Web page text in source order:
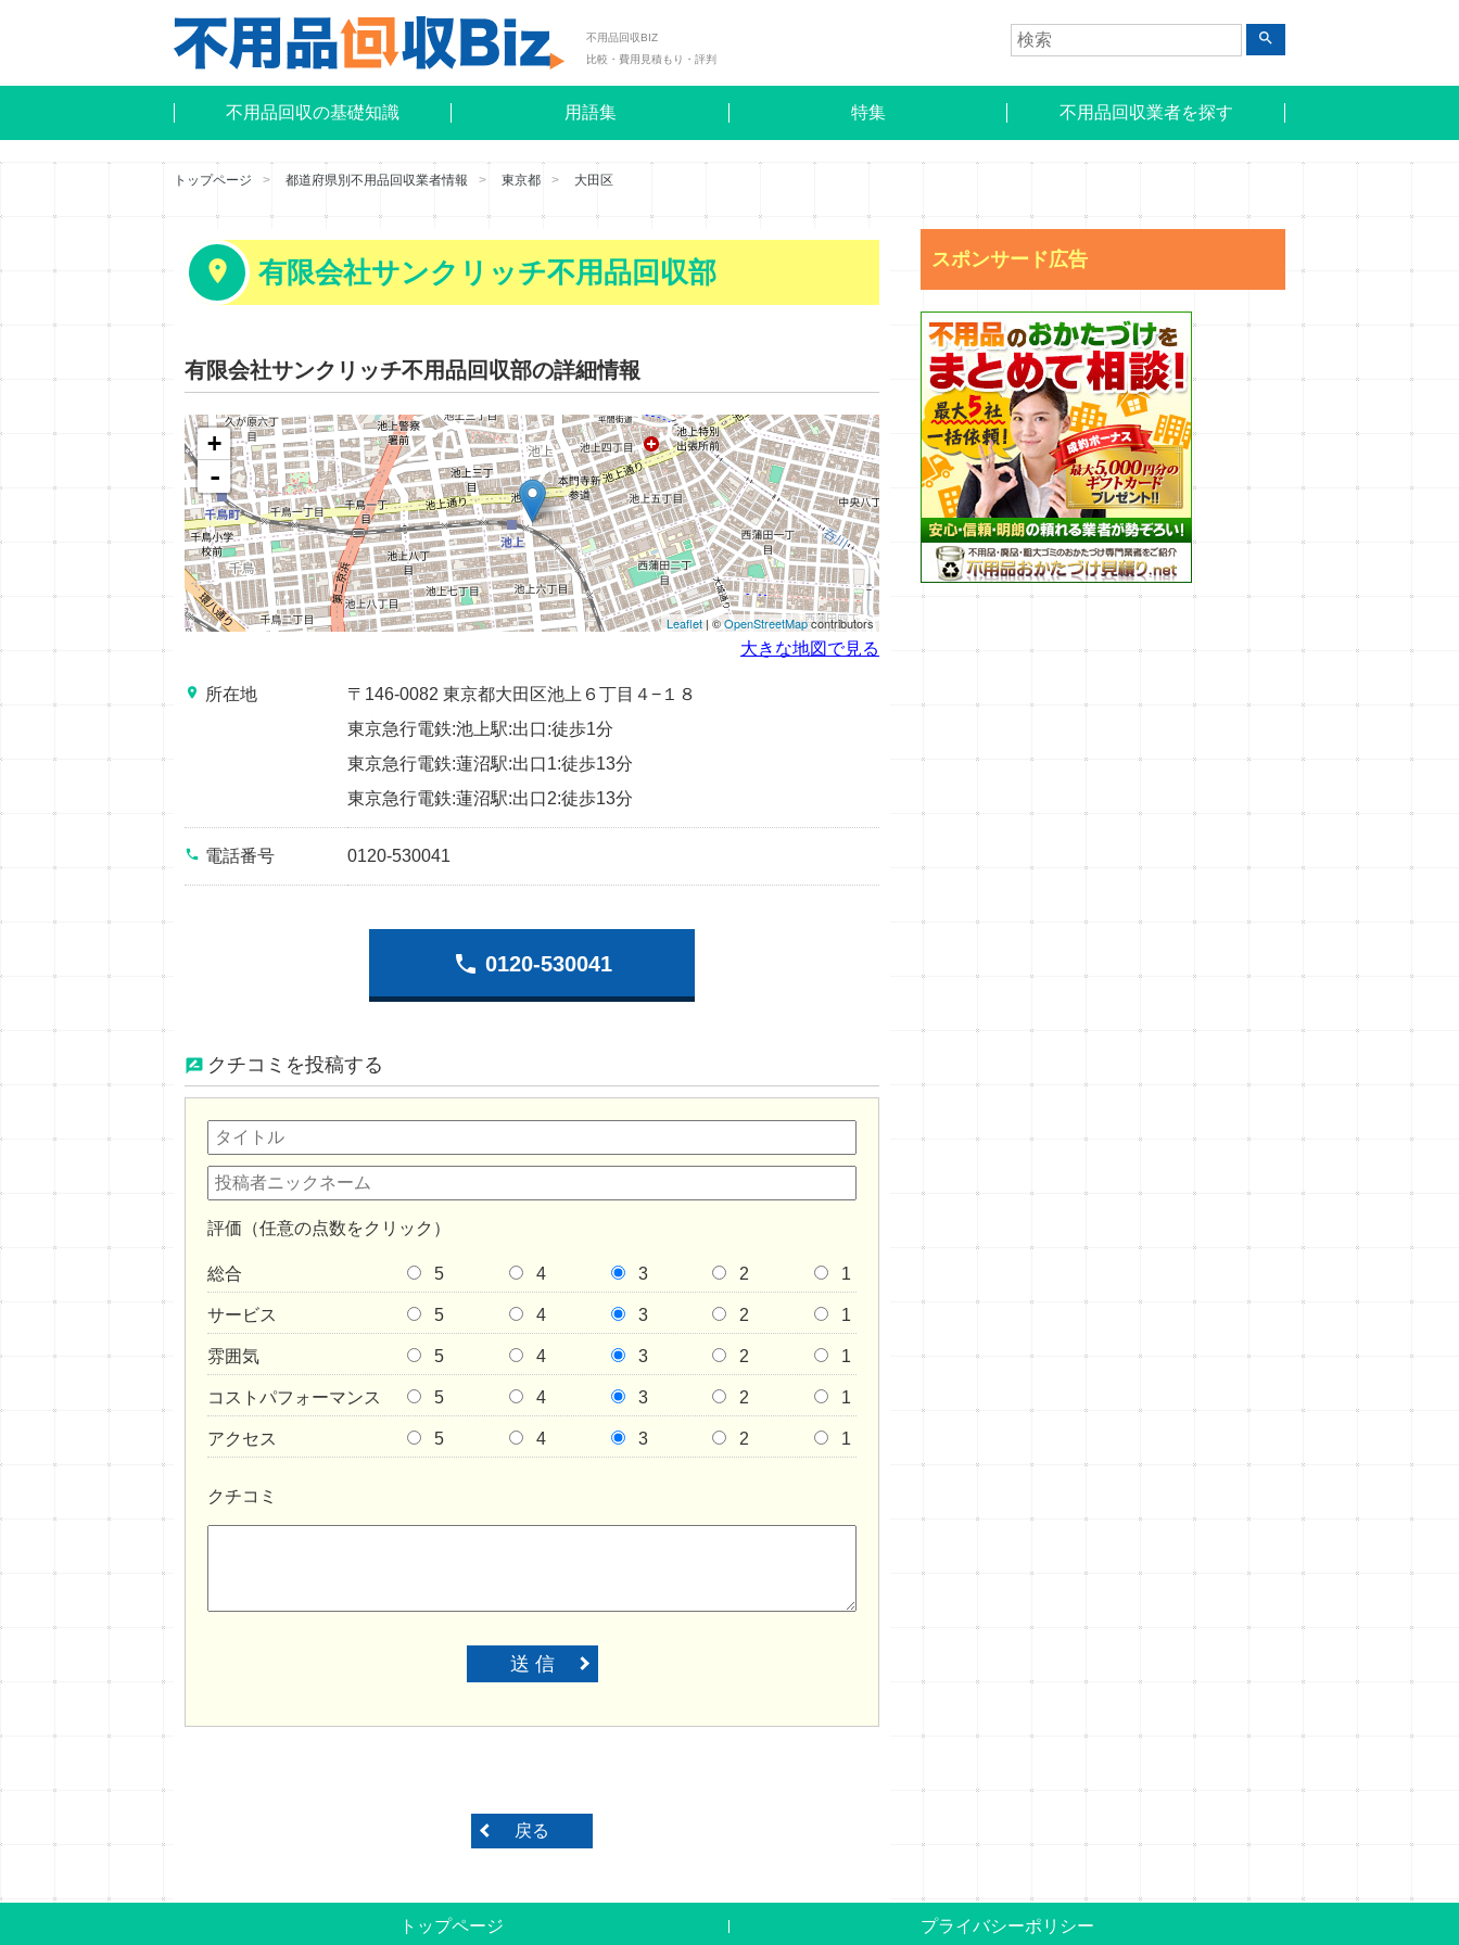
不用品回収BIZ
比較・費用見積もり・評判
search
不用品回収の基礎知識 用語集 特集 不用品回収業者を探す
トップページ 都道府県別不用品回収業者情報 東京都 大田区
有限会社サンクリッチ不用品回収部
有限会社サンクリッチ不用品回収部の詳細情報
+
-
Leaflet| ©OpenStreetMapcontributors
大きな地図で見る
place 所在地
〒146-0082 東京都大田区池上６丁目４−１８
東京急行電鉄:池上駅:出口:徒歩1分
東京急行電鉄:蓮沼駅:出口1:徒歩13分
東京急行電鉄:蓮沼駅:出口2:徒歩13分
phone 電話番号 0120-530041
phone 0120-530041
クチコミを投稿する
評価（任意の点数をクリック）
総合 5 4 3 2 1
サービス 5 4 3 2 1
雰囲気 5 4 3 2 1
コストパフォーマンス 5 4 3 2 1
アクセス 5 4 3 2 1
クチコミ
送 信
戻る
スポンサード広告
トップページ プライバシーポリシー